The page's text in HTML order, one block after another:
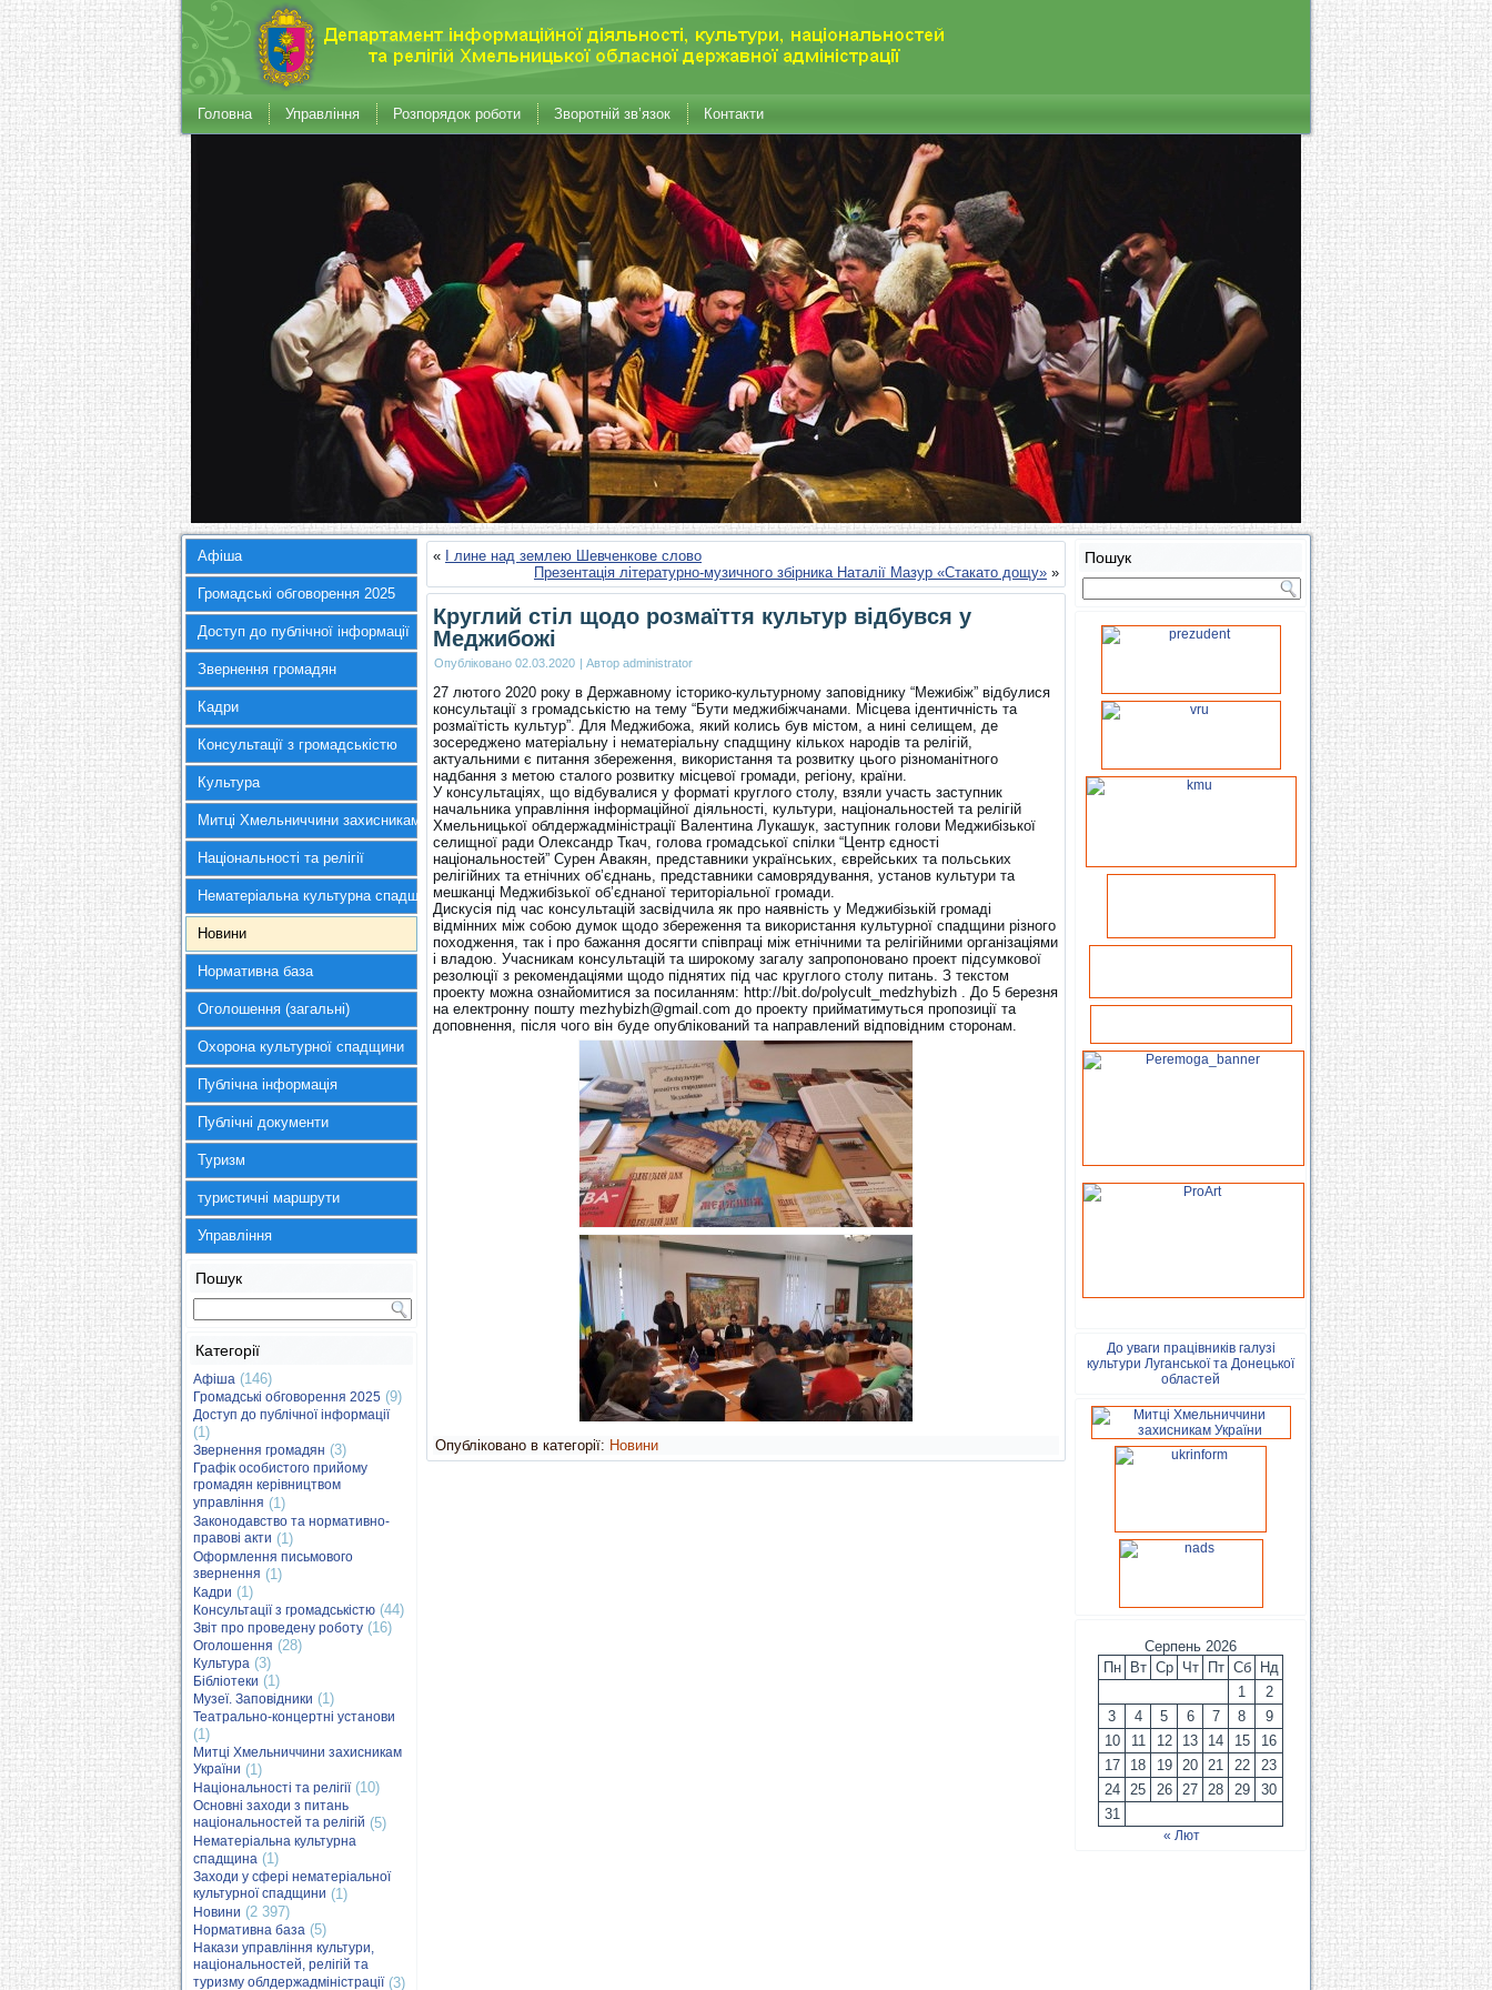
Головна Управління Розпорядок роботи Зворотній зв’язок Контакти
Афіша
Громадські обговорення 2025
Доступ до публічної інформації
Звернення громадян
Кадри
Консультації з громадськістю
Культура
Митці Хмельниччини захисникам України
Національності та релігії
Нематеріальна культурна спадщина
Новини
Нормативна база
Оголошення (загальні)
Охорона культурної спадщини
Публічна інформація
Публічні документи
Туризм
туристичні маршрути
Управління
Пошук
Категорії
Афіша (146)
Громадські обговорення 2025 (9)
Доступ до публічної інформації
(1)
Звернення громадян (3)
Графік особистого прийому
громадян керівництвом
управління (1)
Законодавство та нормативно-
правові акти (1)
Оформлення письмового
звернення (1)
Кадри (1)
Консультації з громадськістю (44)
Звіт про проведену роботу (16)
Оголошення (28)
Культура (3)
Бібліотеки (1)
Музеї. Заповідники (1)
Театрально-концертні установи
(1)
Митці Хмельниччини захисникам
України (1)
Національності та релігії(10)
Основні заходи з питань
національностей та релігій (5)
Нематеріальна культурна
спадщина (1)
Заходи у сфері нематеріальної
культурної спадщини (1)
Новини (2 397)
Нормативна база (5)
Накази управління культури,
національностей, релігій та
туризму облдержадміністрації(3)
«
І лине над землею Шевченкове слово
Презентація літературно-музичного збірника Наталії Мазур «Стакато дощу» »
Круглий стіл щодо розмаїття культур відбувся у
Меджибожі
Опубліковано 02.03.2020 | Автор administrator
27 лютого 2020 року в Державному історико-культурному заповіднику “Межибіж” відбулися
консультації з громадськістю на тему “Бути меджибіжчанами. Місцева ідентичність та
розмаїтість культур”. Для Меджибожа, який колись був містом, а нині селищем, де
зосереджено матеріальну і нематеріальну спадщину кількох народів та релігій,
актуальними є питання збереження, використання та розвитку цього різноманітного
надбання з метою сталого розвитку місцевої громади, регіону, країни.
У консультаціях, що відбувалися у форматі круглого столу, взяли участь заступник
начальника управління інформаційної діяльності, культури, національностей та релігій
Хмельницької облдержадміністрації Валентина Лукашук, заступник голови Меджибізької
селищної ради Олександр Ткач, голова громадської спілки “Центр єдності
національностей” Сурен Авакян, представники українських, єврейських та польських
релігійних та етнічних об’єднань, представники самоврядування, установ культури та
мешканці Меджибізької об’єднаної територіальної громади.
Дискусія під час консультацій засвідчила як про наявність у Меджибізькій громаді
відмінних між собою думок щодо збереження та використання культурної спадщини різного
походження, так і про бажання досягти співпраці між етнічними та релігійними організаціями
і владою. Учасникам консультацій та широкому загалу запропоновано проект підсумкової
резолюції з рекомендаціями щодо піднятих під час круглого столу питань. З текстом
проекту можна ознайомитися за посиланням: http://bit.do/polycult_medzhybizh . До 5 березня
на електронну пошту mezhybizh@gmail.com до проекту прийматимуться пропозиції та
доповнення, після чого він буде опублікований та направлений відповідним сторонам.
Опубліковано в категорії: Новини
Пошук
До уваги працівників галузі
культури Луганської та Донецької
областей
Серпень 2026
Пн
Вт Ср Чт Пт Сб
Нд
1
2
3
4 5 6 7 8
9
10
11 12 13 14 15
16
17
18 19 20 21 22
23
24
25 26 27 28 29
30
31
« Лют